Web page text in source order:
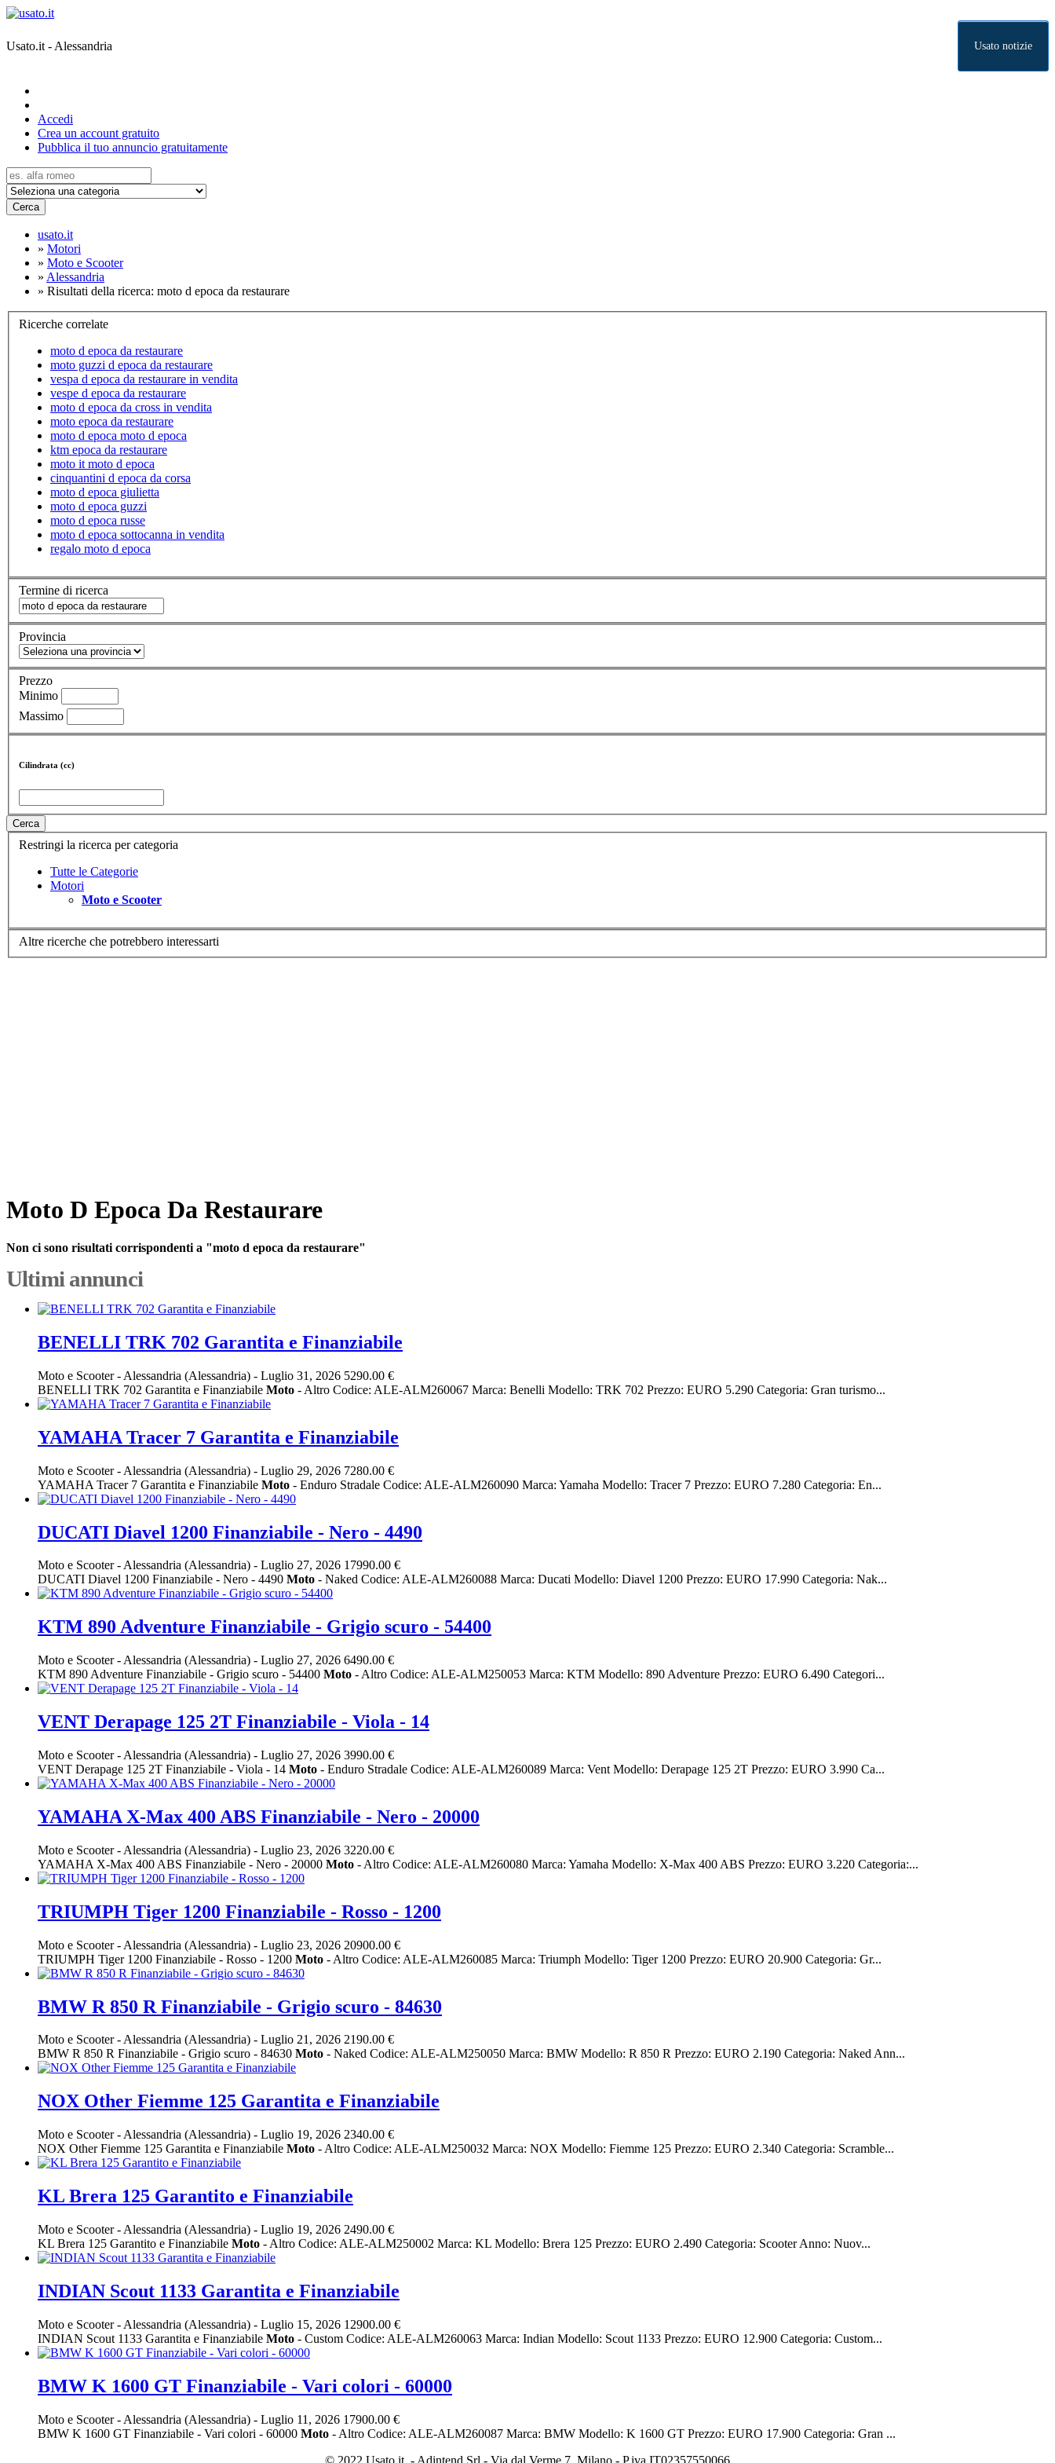
Usato.it - Alessandria Usato notizie
Accedi
Crea un account gratuito
Pubblica il tuo annuncio gratuitamente
Cerca
usato.it
» Motori
» Moto e Scooter
» Alessandria
» Risultati della ricerca: moto d epoca da restaurare
Ricerche correlate
moto d epoca da restaurare
moto guzzi d epoca da restaurare
vespa d epoca da restaurare in vendita
vespe d epoca da restaurare
moto d epoca da cross in vendita
moto epoca da restaurare
moto d epoca moto d epoca
ktm epoca da restaurare
moto it moto d epoca
cinquantini d epoca da corsa
moto d epoca giulietta
moto d epoca guzzi
moto d epoca russe
moto d epoca sottocanna in vendita
regalo moto d epoca
Termine di ricerca
Provincia
Prezzo
Minimo
Massimo
Cilindrata (cc)
Cerca
Restringi la ricerca per categoria
Tutte le Categorie
Motori
Moto e Scooter
Altre ricerche che potrebbero interessarti
Moto D Epoca Da Restaurare
Non ci sono risultati corrispondenti a "moto d epoca da restaurare"
Ultimi annunci
BENELLI TRK 702 Garantita e Finanziabile
Moto e Scooter- Alessandria (Alessandria) - Luglio 31, 2026 5290.00 €
BENELLI TRK 702 Garantita e Finanziabile Moto - Altro Codice: ALE-ALM260067 Marca: Benelli Modello: TRK 702 Prezzo: EURO 5.290 Categoria: Gran turismo...
YAMAHA Tracer 7 Garantita e Finanziabile
Moto e Scooter- Alessandria (Alessandria) - Luglio 29, 2026 7280.00 €
YAMAHA Tracer 7 Garantita e Finanziabile Moto - Enduro Stradale Codice: ALE-ALM260090 Marca: Yamaha Modello: Tracer 7 Prezzo: EURO 7.280 Categoria: En...
DUCATI Diavel 1200 Finanziabile - Nero - 4490
Moto e Scooter-Alessandria (Alessandria) - Luglio 27, 2026 17990.00 €
DUCATI Diavel 1200 Finanziabile - Nero - 4490 Moto - Naked Codice: ALE-ALM260088 Marca: Ducati Modello: Diavel 1200 Prezzo: EURO 17.990 Categoria: Nak...
KTM 890 Adventure Finanziabile - Grigio scuro - 54400
Moto e Scooter- Alessandria (Alessandria) - Luglio 27, 2026 6490.00 €
KTM 890 Adventure Finanziabile - Grigio scuro - 54400 Moto - Altro Codice: ALE-ALM250053 Marca: KTM Modello: 890 Adventure Prezzo: EURO 6.490 Categori...
VENT Derapage 125 2T Finanziabile - Viola - 14
Moto e Scooter- Alessandria (Alessandria) - Luglio 27, 2026 3990.00 €
VENT Derapage 125 2T Finanziabile - Viola - 14 Moto - Enduro Stradale Codice: ALE-ALM260089 Marca: Vent Modello: Derapage 125 2T Prezzo: EURO 3.990 Ca...
YAMAHA X-Max 400 ABS Finanziabile - Nero - 20000
Moto e Scooter- Alessandria (Alessandria) - Luglio 23, 2026 3220.00 €
YAMAHA X-Max 400 ABS Finanziabile - Nero - 20000 Moto - Altro Codice: ALE-ALM260080 Marca: Yamaha Modello: X-Max 400 ABS Prezzo: EURO 3.220 Categoria:...
TRIUMPH Tiger 1200 Finanziabile - Rosso - 1200
Moto e Scooter- Alessandria (Alessandria) - Luglio 23, 2026 20900.00 €
TRIUMPH Tiger 1200 Finanziabile - Rosso - 1200 Moto - Altro Codice: ALE-ALM260085 Marca: Triumph Modello: Tiger 1200 Prezzo: EURO 20.900 Categoria: Gr...
BMW R 850 R Finanziabile - Grigio scuro - 84630
Moto e Scooter-Alessandria (Alessandria) - Luglio 21, 2026 2190.00 €
BMW R 850 R Finanziabile - Grigio scuro - 84630 Moto - Naked Codice: ALE-ALM250050 Marca: BMW Modello: R 850 R Prezzo: EURO 2.190 Categoria: Naked Ann...
NOX Other Fiemme 125 Garantita e Finanziabile
Moto e Scooter- Alessandria (Alessandria) - Luglio 19, 2026 2340.00 €
NOX Other Fiemme 125 Garantita e Finanziabile Moto - Altro Codice: ALE-ALM250032 Marca: NOX Modello: Fiemme 125 Prezzo: EURO 2.340 Categoria: Scramble...
KL Brera 125 Garantito e Finanziabile
Moto e Scooter- Alessandria (Alessandria) - Luglio 19, 2026 2490.00 €
KL Brera 125 Garantito e Finanziabile Moto - Altro Codice: ALE-ALM250002 Marca: KL Modello: Brera 125 Prezzo: EURO 2.490 Categoria: Scooter Anno: Nuov...
INDIAN Scout 1133 Garantita e Finanziabile
Moto e Scooter- Alessandria (Alessandria) - Luglio 15, 2026 12900.00 €
INDIAN Scout 1133 Garantita e Finanziabile Moto - Custom Codice: ALE-ALM260063 Marca: Indian Modello: Scout 1133 Prezzo: EURO 12.900 Categoria: Custom...
BMW K 1600 GT Finanziabile - Vari colori - 60000
Moto e Scooter- Alessandria (Alessandria) - Luglio 11, 2026 17900.00 €
BMW K 1600 GT Finanziabile - Vari colori - 60000 Moto - Altro Codice: ALE-ALM260087 Marca: BMW Modello: K 1600 GT Prezzo: EURO 17.900 Categoria: Gran ...
© 2022 Usato it. - Adintend Srl - Via dal Verme 7, Milano - P.iva IT02357550066